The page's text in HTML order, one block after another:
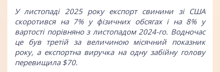
У листопаді 2025 року експорт свинини зі США
скоротився на 7% у фізичних обсягах і на 8% у
вартості порівняно з листопадом 2024-го. Водночас
це був третій за величиною місячний показник
року, а експортна виручка на одну забійну голову
перевищила $70.